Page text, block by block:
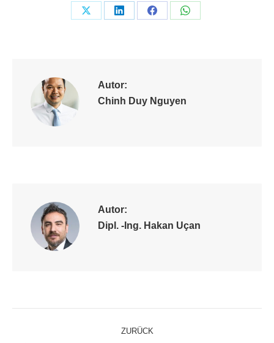
Share
Share
Share
Share
Autor:
Chinh Duy Nguyen
Autor:
Dipl. -Ing. Hakan Uçan
Kommentarnavigation
ZURÜCK